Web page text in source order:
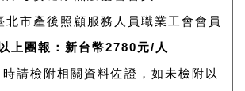
市產後照顧服務人員職業工會會員
上團報：新台幣2780元/人
請檢附相關資料佐證，如未檢附以